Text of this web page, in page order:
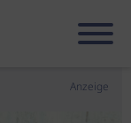
Anzeige